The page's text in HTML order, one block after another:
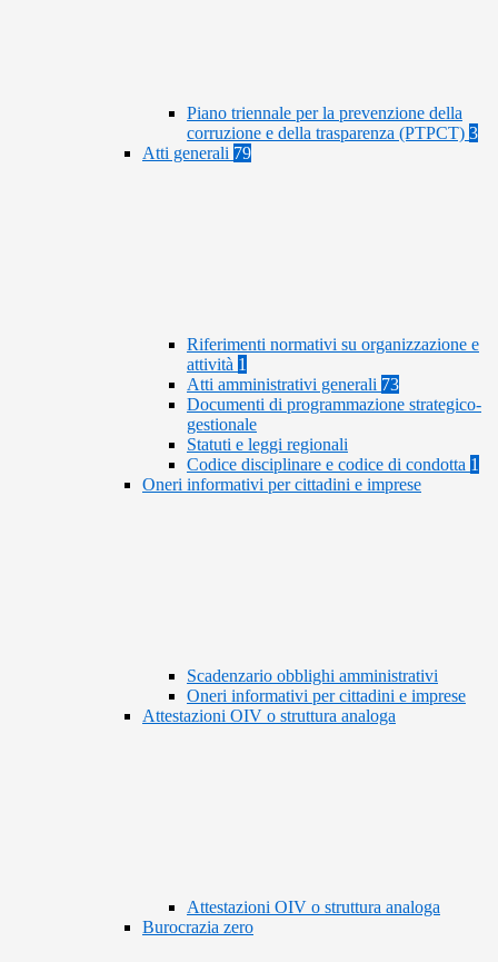
Piano triennale per la prevenzione della
corruzione e della trasparenza (PTPCT) 3
Atti generali 79
Riferimenti normativi su organizzazione e
attività 1
Atti amministrativi generali 73
Documenti di programmazione strategico-
gestionale
Statuti e leggi regionali
Codice disciplinare e codice di condotta 1
Oneri informativi per cittadini e imprese
Scadenzario obblighi amministrativi
Oneri informativi per cittadini e imprese
Attestazioni OIV o struttura analoga
Attestazioni OIV o struttura analoga
Burocrazia zero